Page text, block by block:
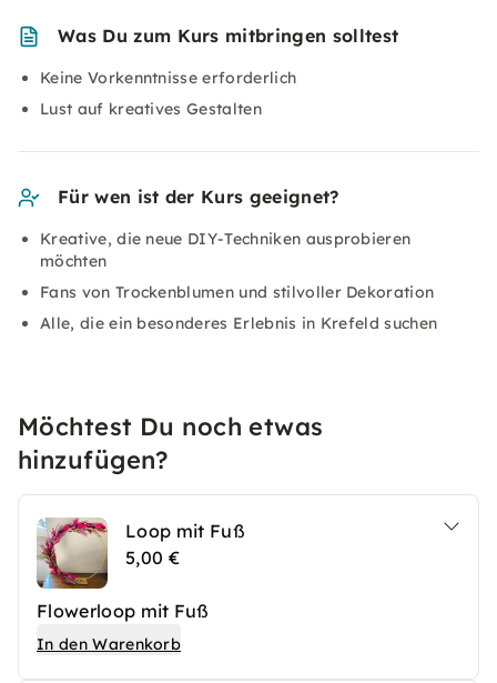
Was Du zum Kurs mitbringen solltest
Keine Vorkenntnisse erforderlich
Lust auf kreatives Gestalten
Für wen ist der Kurs geeignet?
Kreative, die neue DIY-Techniken ausprobieren
möchten
Fans von Trockenblumen und stilvoller Dekoration
Alle, die ein besonderes Erlebnis in Krefeld suchen
Möchtest Du noch etwas
hinzufügen?
Loop mit Fuß
5,00 €
Flowerloop mit Fuß
In den Warenkorb